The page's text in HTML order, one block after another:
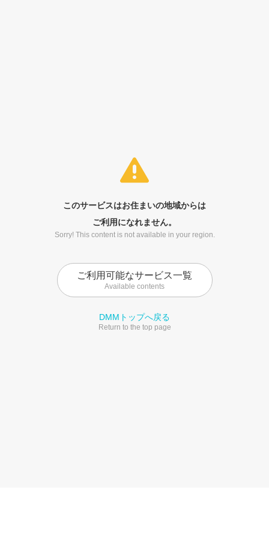
このサービスはお住まいの地域からは
ご利用になれません。
Sorry! This content is not available in your region.
ご利用可能なサービス一覧
Available contents
DMMトップへ戻る
Return to the top page